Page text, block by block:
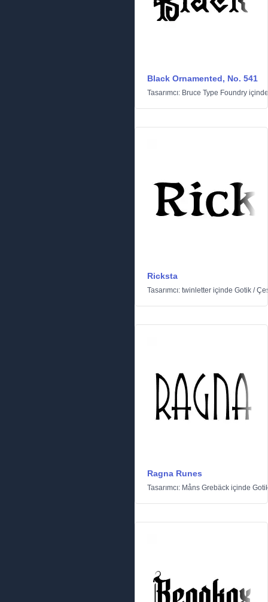
Black Ornamented, No. 541
Tasarımcı: Bruce Type Foundry
Ricksta
Tasarımcı: twinletter içinde Gotik /
Ragna Runes
Tasarımcı: Måns Grebäck içinde